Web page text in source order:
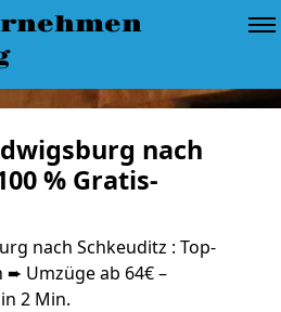
nach
% Gratis-
nach Schkeuditz : Top-
Umzüge ab 64€ –
2 Min.